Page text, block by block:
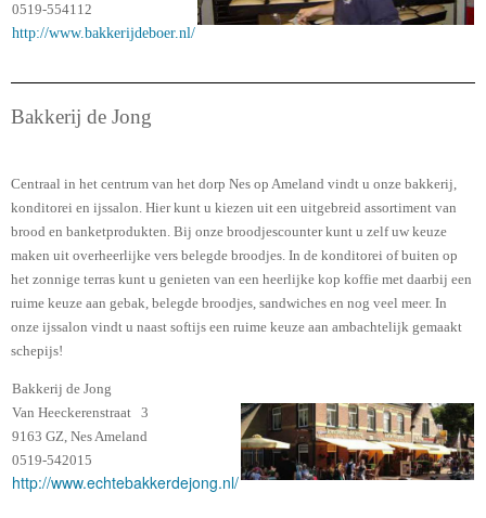
0519-554112
http://www.bakkerijdeboer.nl/
Bakkerij de Jong
Centraal in het centrum van het dorp Nes op Ameland vindt u onze bakkerij,
konditorei en ijssalon. Hier kunt u kiezen uit een uitgebreid assortiment van
brood en banketprodukten. Bij onze broodjescounter kunt u zelf uw keuze
maken uit overheerlijke vers belegde broodjes. In de konditorei of buiten op
het zonnige terras kunt u genieten van een heerlijke kop koffie met daarbij een
ruime keuze aan gebak, belegde broodjes, sandwiches en nog veel meer. In
onze ijssalon vindt u naast softijs een ruime keuze aan ambachtelijk gemaakt
schepijs!
Bakkerij de Jong
Van Heeckerenstraat 3
9163 GZ, Nes Ameland
0519-542015
http://www.echtebakkerdejong.nl/